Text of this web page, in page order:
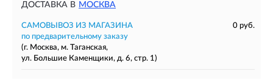
ДОСТАВКА В МОСКВА
САМОВЫВОЗ ИЗ МАГАЗИНА
0 руб.
по предварительному заказу
(г. Москва, м. Таганская,
ул. Большие Каменщики, д. 6, стр. 1)